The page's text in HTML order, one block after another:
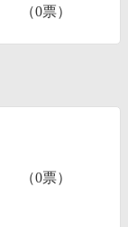
（0票）
（0票）